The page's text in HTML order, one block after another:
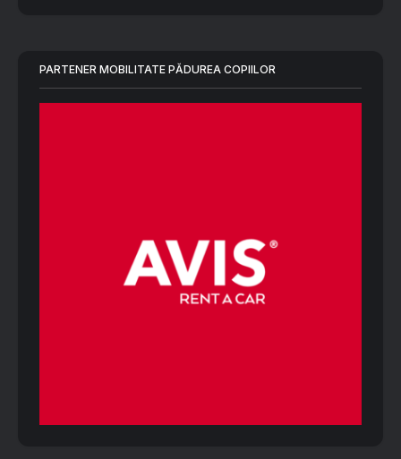
PARTENER MOBILITATE PĂDUREA COPIILOR